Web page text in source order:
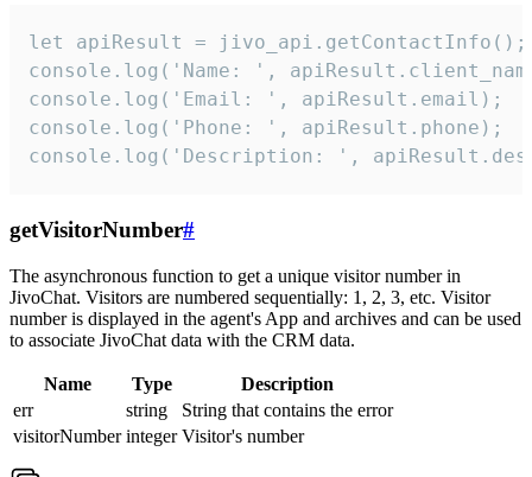
let apiResult = jivo_api.getContactInfo();
console.log('Name: ',
console.log('Email: ', apiResult.email);
console.log('Phone: ', apiResult.phone);
console.log('Description: ',
getVisitorNumber#
The asynchronous function to get a unique visitor number in
JivoChat. Visitors are numbered sequentially: 1, 2, 3, etc. Visitor
number is displayed in the agent's App and archives and can be used
to associate JivoChat data with the CRM data.
Name Type
Description
err
string
String that contains the error
visitorNumber integer Visitor's number